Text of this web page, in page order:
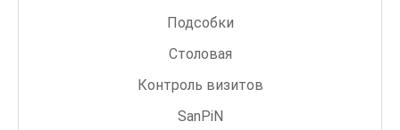
Подсобки
Столовая
Контроль визитов
SanPiN